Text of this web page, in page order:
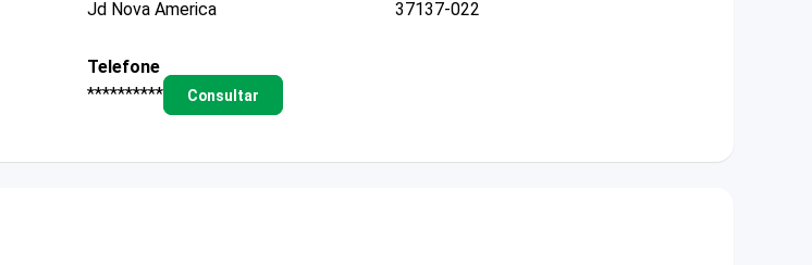
Jd Nova America
37137-022
Telefone
**********
Consultar